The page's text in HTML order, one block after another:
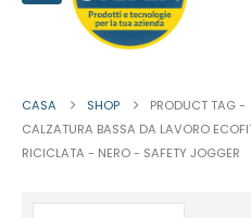
CASA SHOP
PRODUCT TAG -
CALZATURA BASSA DA LAVORO
RICICLATA - NERO - SAFETY JOGGER